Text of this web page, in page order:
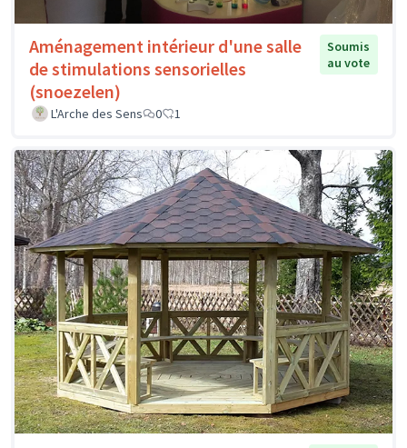
Aménagement intérieur d'une salle
de stimulations sensorielles
(snoezelen)
Soumis
au vote
L'Arche des Sens 0 1